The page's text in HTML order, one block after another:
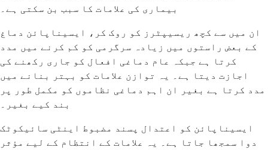
بیماری کی علامات کا سبب بن سکتی ہے۔
ان میں سے کچھ ریسیپٹرز کو روک کر، ایسیناپائن دماغ
کے بعض راستوں میں زیادہ سرگرمی کو کم کرنے میں مدد
کرتا ہے جبکہ عام دماغی افعال کو جاری رکھنے کی
اجازت دیتا ہے۔ یہ توازن علامات کو بہتر بنانے میں
مدد کرتا ہے بغیر ان اہم دماغی نظاموں کو مکمل طور پر
بند کیے بغیر۔
ایسیناپائن کو اعتدال پسند مضبوط اینٹی سائیکوٹک
دوا سمجھا جاتا ہے۔ یہ علامات کے انتظام کے لیے مؤثر